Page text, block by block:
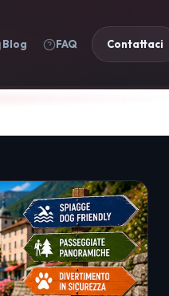
Blog FAQ Contattaci